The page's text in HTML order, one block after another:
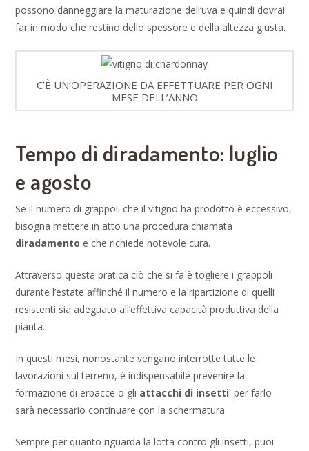
possono danneggiare la maturazione dell’uva e quindi dovrai
far in modo che restino dello spessore e della altezza giusta.
C’È UN’OPERAZIONE DA EFFETTUARE PER OGNI
MESE DELL’ANNO
Tempo di diradamento: luglio
e agosto
Se il numero di grappoli che il vitigno ha prodotto è eccessivo,
bisogna mettere in atto una procedura chiamata
diradamento e che richiede notevole cura.
Attraverso questa pratica ciò che si fa è togliere i grappoli
durante l’estate affinché il numero e la ripartizione di quelli
resistenti sia adeguato all’effettiva capacità produttiva della
pianta.
In questi mesi, nonostante vengano interrotte tutte le
lavorazioni sul terreno, è indispensabile prevenire la
formazione di erbacce o gli attacchi di insetti: per farlo
sarà necessario continuare con la schermatura.
Sempre per quanto riguarda la lotta contro gli insetti, puoi